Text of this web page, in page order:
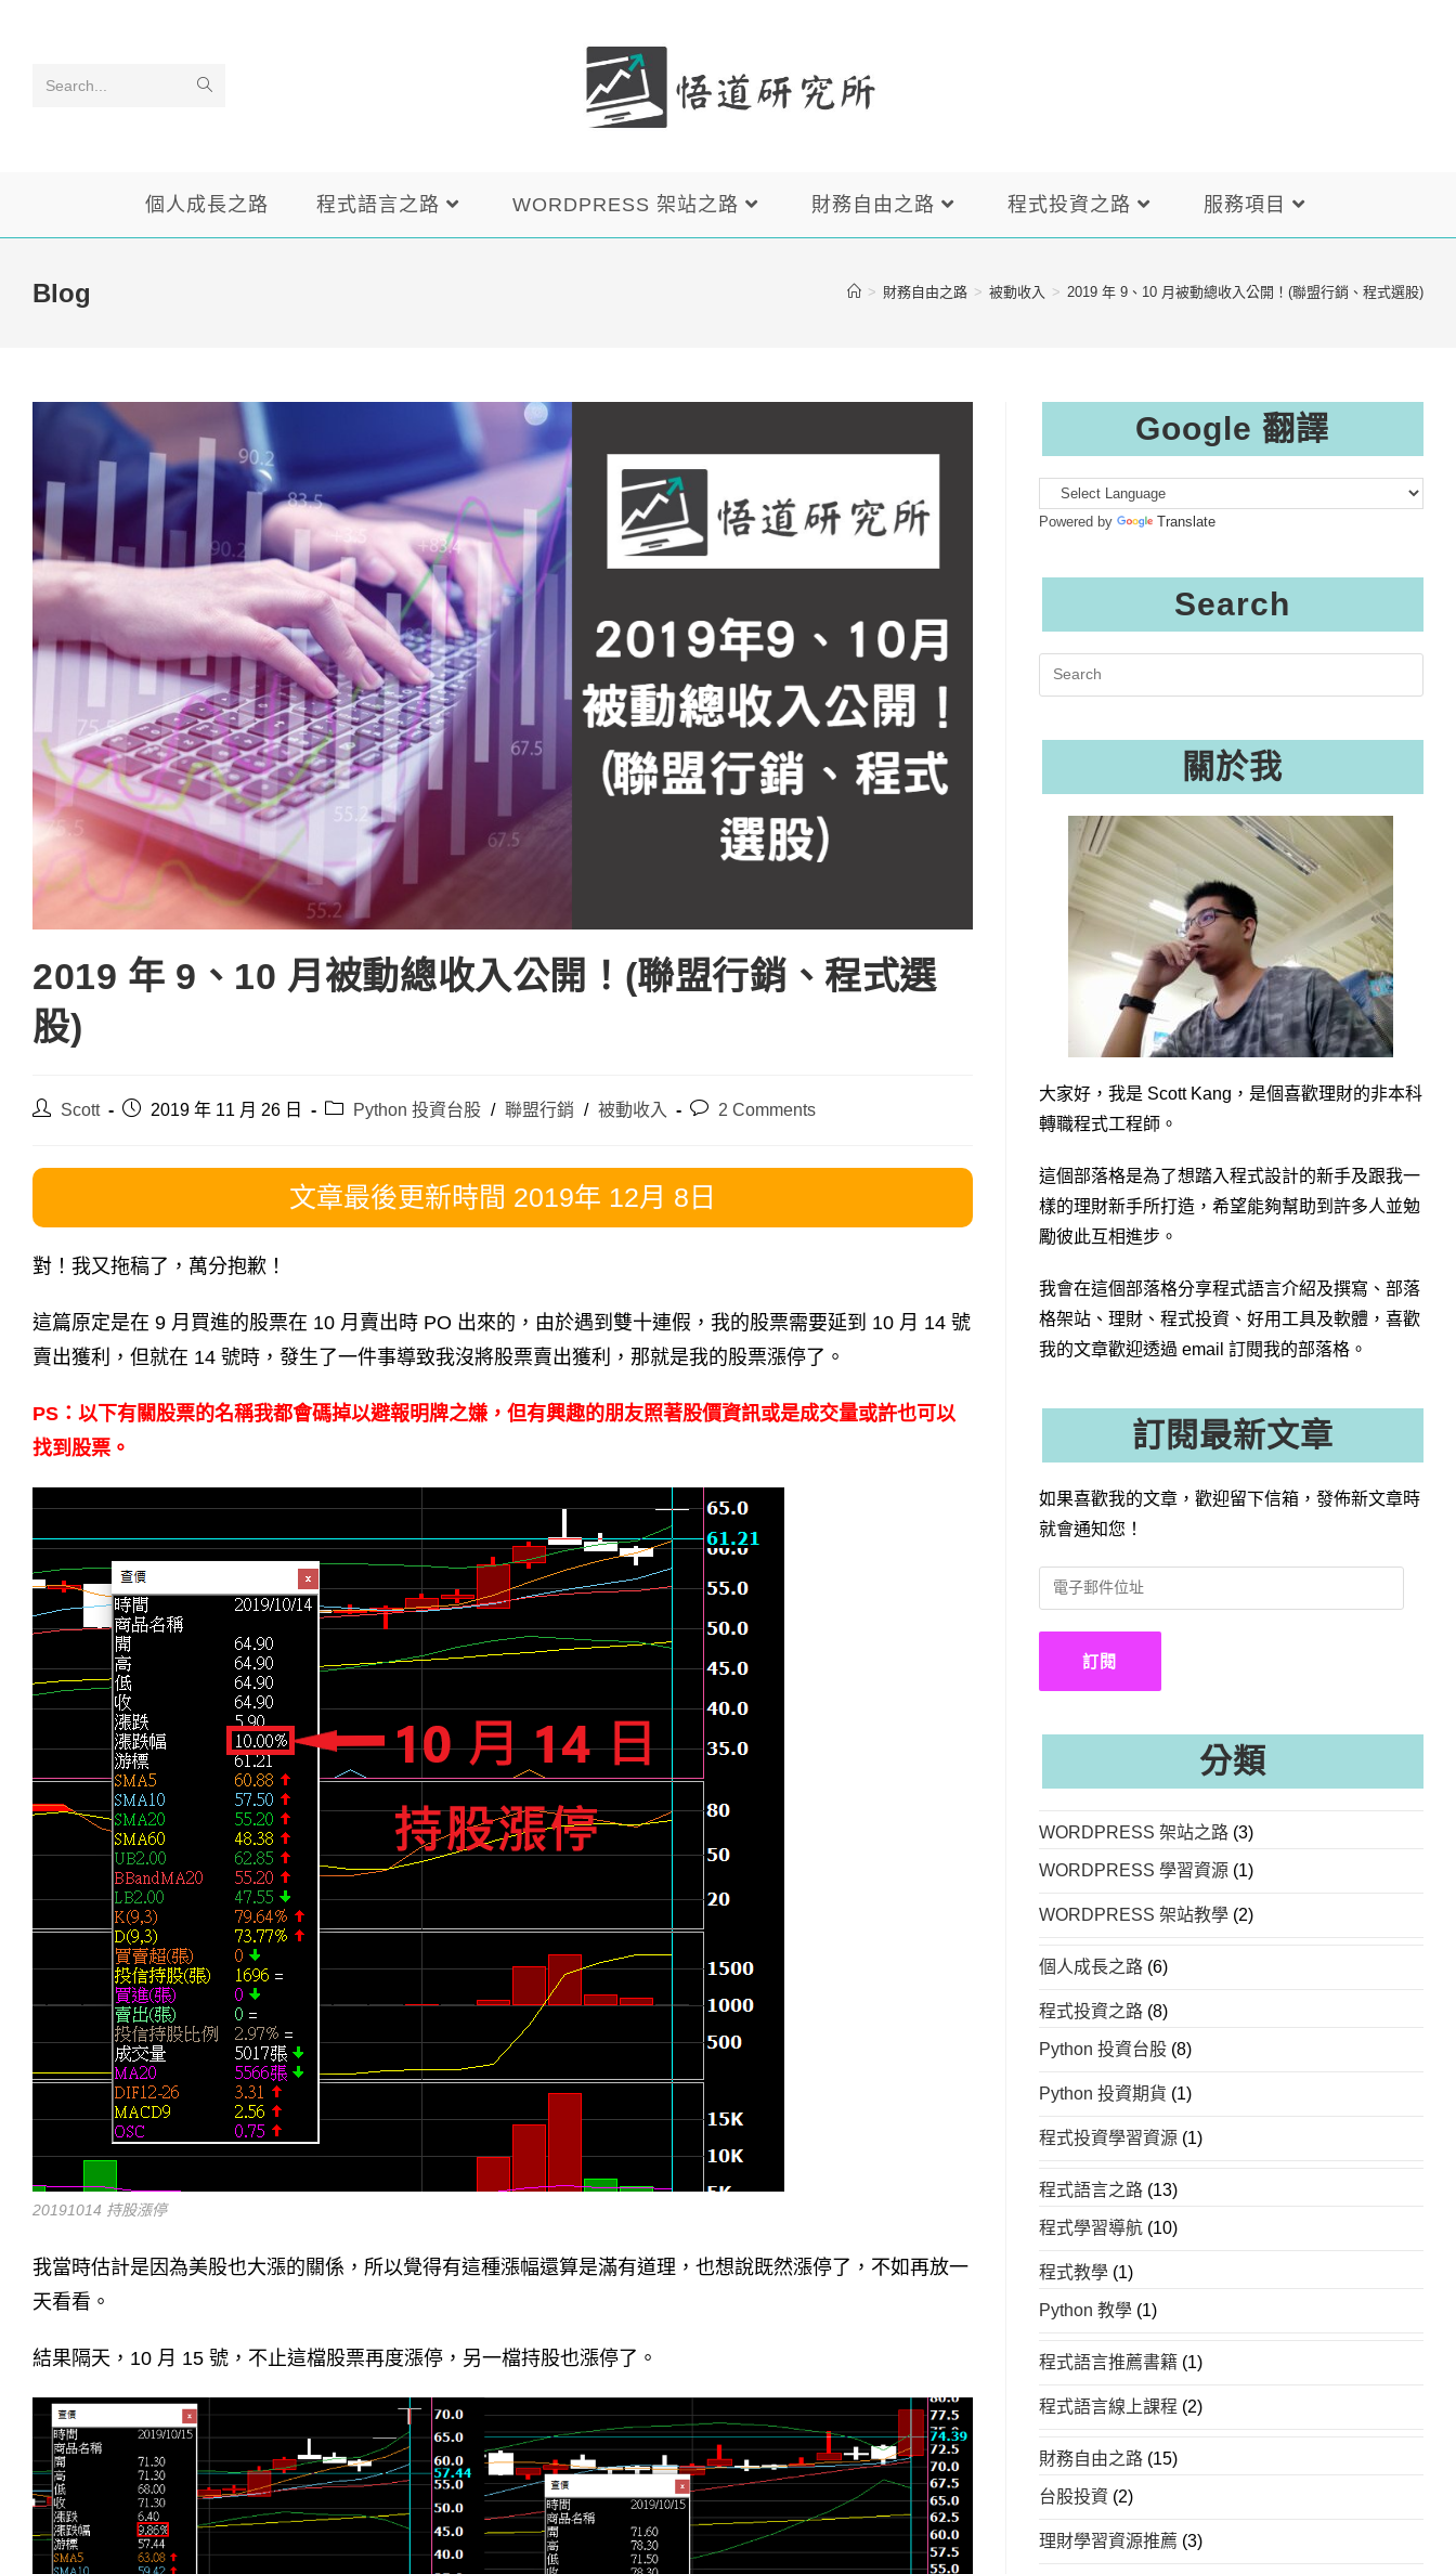
Search...
個人成長之路 程式語言之路 WORDPRESS 架站之路 財務自由之路 程式投資之路 服務項目
Blog > 財務自由之路 > 被動收入 > 2019 年 9、10 月被動總收入公開！(聯盟行銷、程式選股)
2019 年 9、10 月被動總收入公開！(聯盟行銷、程式選
股)
Post Scott
Post 2019 年 11 月 26 日
Post Python 投資台股 / 聯盟行銷 / 被動收入
Post 2 Comments
文章最後更新時間 2019年 12月 8日
對！我又拖稿了，萬分抱歉！
這篇原定是在 9 月買進的股票在 10 月賣出時 PO 出來的，由於遇到雙十連假，我的股票需要延到 10 月 14 號
賣出獲利，但就在 14 號時，發生了一件事導致我沒將股票賣出獲利，那就是我的股票漲停了。
PS：以下有關股票的名稱我都會碼掉以避報明牌之嫌，但有興趣的朋友照著股價資訊或是成交量或許也可以
找到股票。
20191014 持股漲停
我當時估計是因為美股也大漲的關係，所以覺得有這種漲幅還算是滿有道理，也想說既然漲停了，不如再放一
天看看。
結果隔天，10 月 15 號，不止這檔股票再度漲停，另一檔持股也漲停了。
Google 翻譯
Powered by Translate
Search
Search
this
關於我
大家好，我是 Scott Kang，是個喜歡理財的非本科
轉職程式工程師。
這個部落格是為了想踏入程式設計的新手及跟我一
樣的理財新手所打造，希望能夠幫助到許多人並勉
勵彼此互相進步。
我會在這個部落格分享程式語言介紹及撰寫、部落
格架站、理財、程式投資、好用工具及軟體，喜歡
我的文章歡迎透過 email 訂閱我的部落格。
訂閱最新文章
如果喜歡我的文章，歡迎留下信箱，發佈新文章時
就會通知您！
子
郵
位
訂閱
分類
WORDPRESS 架站之路 (3)
WORDPRESS 學習資源 (1)
WORDPRESS 架站教學 (2)
個人成長之路 (6)
程式投資之路 (8)
Python 投資台股 (8)
Python 投資期貨 (1)
程式投資學習資源 (1)
程式語言之路 (13)
程式學習導航 (10)
程式教學 (1)
Python 教學 (1)
程式語言推薦書籍 (1)
程式語言線上課程 (2)
財務自由之路 (15)
台股投資 (2)
理財學習資源推薦 (3)